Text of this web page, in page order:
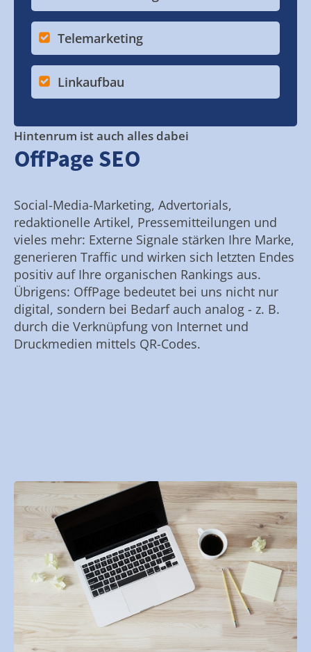
Telemarketing
Linkaufbau
Hintenrum ist auch alles dabei
OffPage SEO
Social-Media-Marketing, Advertorials,
redaktionelle Artikel, Pressemitteilungen und
vieles mehr: Externe Signale stärken Ihre Marke,
generieren Traffic und wirken sich letzten Endes
positiv auf Ihre organischen Rankings aus.
Übrigens: OffPage bedeutet bei uns nicht nur
digital, sondern bei Bedarf auch analog - z. B.
durch die Verknüpfung von Internet und
Druckmedien mittels QR-Codes.